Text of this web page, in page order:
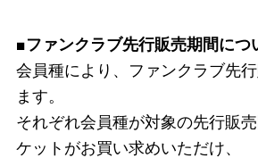
■ファンクラブ先行販売期間につ
会員種により、ファンクラブ先
ます。
それぞれ会員種が対象の先行販
ケットがお買い求めいただけ、